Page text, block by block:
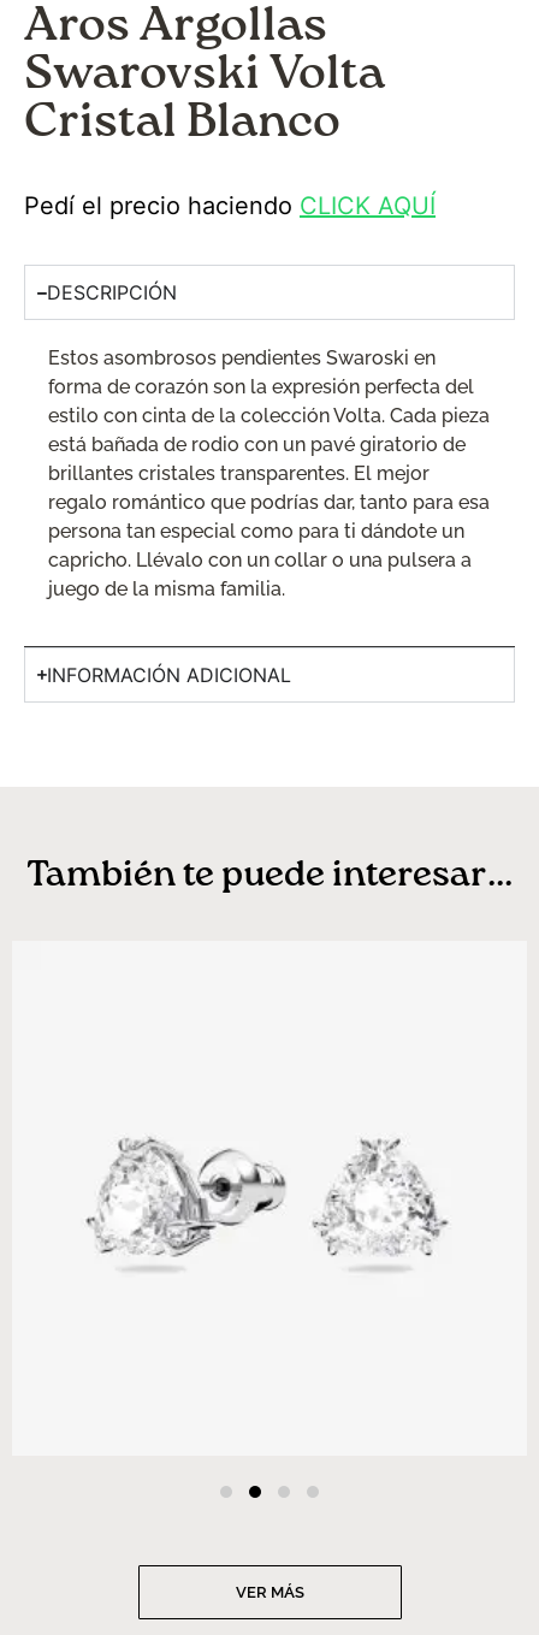
Aros Argollas
Swarovski Volta
Cristal Blanco
Pedí el precio haciendo CLICK AQUÍ
DESCRIPCIÓN
Estos asombrosos pendientes Swaroski en
forma de corazón son la expresión perfecta del
estilo con cinta de la colección Volta. Cada pieza
está bañada de rodio con un pavé giratorio de
brillantes cristales transparentes. El mejor
regalo romántico que podrías dar, tanto para esa
persona tan especial como para ti dándote un
capricho. Llévalo con un collar o una pulsera a
juego de la misma familia.
INFORMACIÓN ADICIONAL
También te puede interesar...
VER MÁS